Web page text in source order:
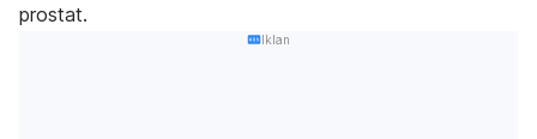
prostat.
Iklan